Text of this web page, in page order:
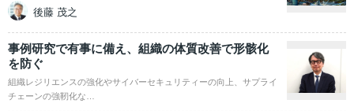
後藤 茂之
事例研究で有事に備え、組織の体質改善で形骸化
を防ぐ
組織レジリエンスの強化やサイバーセキュリティーの向上、サプライ
チェーンの強靭化な…